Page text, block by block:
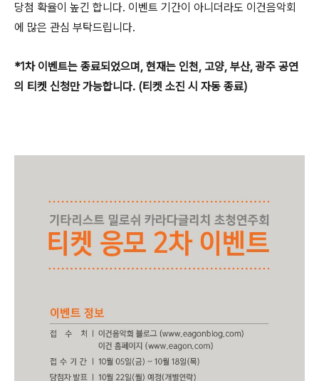
당첨 확율이 높긴 합니다. 이벤트 기간이 아니더라도 이건음악회
에 많은 관심 부탁드립니다.
*1차 이벤트는 종료되었으며, 현재는 인천, 고양, 부산, 광주 공연
의 티켓 신청만 가능합니다. (티켓 소진 시 자동 종료)